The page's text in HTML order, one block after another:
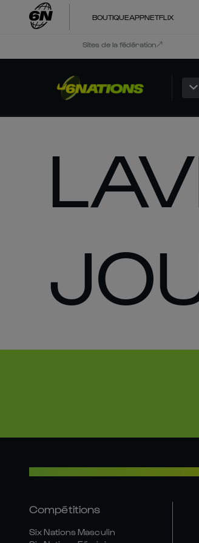
BOUTIQUEAPPNETFLIX
Sites de la fédération
Compétitions
Six Nations Masculin